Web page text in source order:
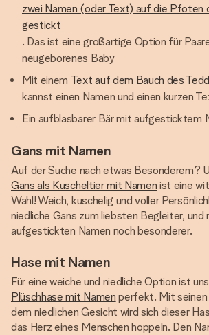
zwei Namen (oder Text) auf die Pfoten
gestickt
. Das ist eine großartige Option für
neugeborenes Baby
Mit einem Text auf dem Bauch des
kannst einen Namen und einen kurzen
Ein aufblasbarer Bär mit aufgesticktem
Gans mit Namen
Auf der Suche nach etwas Besonderem?
Gans als Kuscheltier mit Namen ist eine
Wahl! Weich, kuschelig und voller
niedliche Gans zum liebsten Begleiter, und
aufgestickten Namen noch besonderer.
Hase mit Namen
Für eine weiche und niedliche Option ist
Plüschhase mit Namen perfekt. Mit seinen
dem niedlichen Gesicht wird sich dieser
das Herz eines Menschen hoppeln. Den